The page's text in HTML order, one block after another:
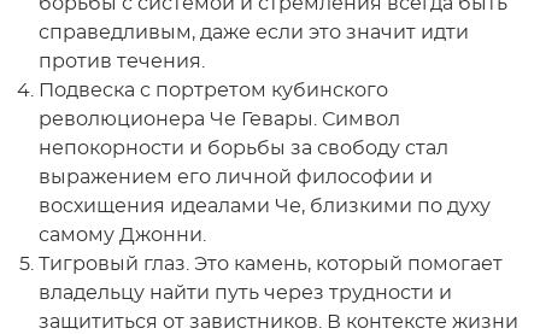
справедливым, даже если это значит идти
против течения.
Подвеска с портретом кубинского
революционера Че Гевары. Символ
непокорности и борьбы за свободу стал
выражением его личной философии и
восхищения идеалами Че, близкими по духу
самому Джонни.
Тигровый глаз. Это камень, который помогает
владельцу найти путь через трудности и
защититься от завистников. В контексте жизни